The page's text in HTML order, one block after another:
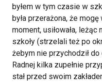
byłem w tym czasie w
była przerażona, że
moment, usiłowała,
szkoły (strzelali też po
żebym nie przychodził do
Radnej kilka zupełnie
stał przed swoim